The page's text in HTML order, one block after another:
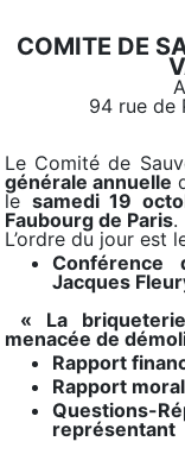
COMITE DE
94 rue de
Le Comité de
générale annuelle
le samedi19
Faubourg de Paris.
L’ordre du jour est
Conférence
Jacques
« La
menacée de
Rapport
Rapport
Questions-
représentant